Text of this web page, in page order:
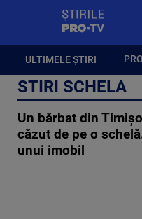
ULTIMELE ȘTIRI
STIRI SCHELA
Un bărbat din
căzut de pe o
unui imobil